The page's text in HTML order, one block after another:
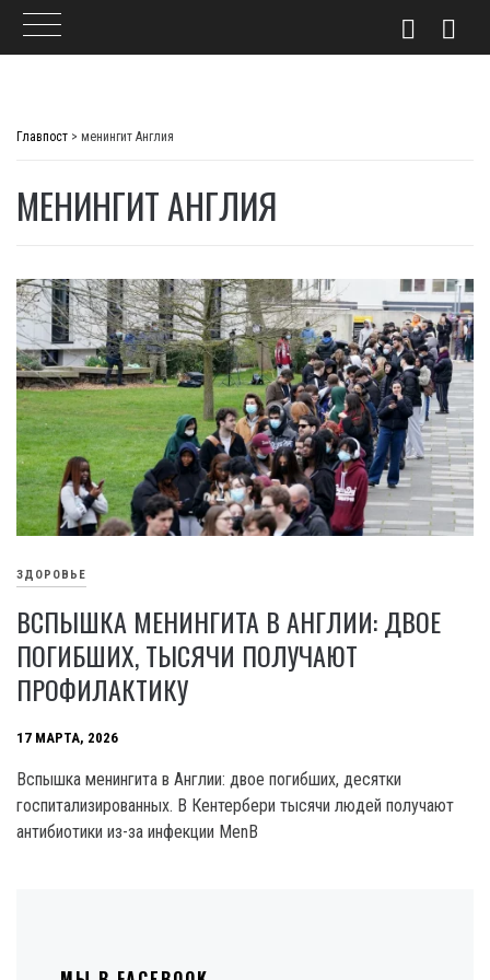
Главпост > менингит Англия
МЕНИНГИТ АНГЛИЯ
ЗДОРОВЬЕ
ВСПЫШКА МЕНИНГИТА В АНГЛИИ: ДВОЕ
ПОГИБШИХ, ТЫСЯЧИ ПОЛУЧАЮТ
ПРОФИЛАКТИКУ
17 МАРТА, 2026
Вспышка менингита в Англии: двое погибших, десятки
госпитализированных. В Кентербери тысячи людей получают
антибиотики из-за инфекции MenB